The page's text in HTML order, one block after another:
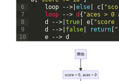
6
7
8
9
10
loop
--> else c
loop
--> d { "aces > 0
d
--> true e "score
d
--> false return
e
--> d